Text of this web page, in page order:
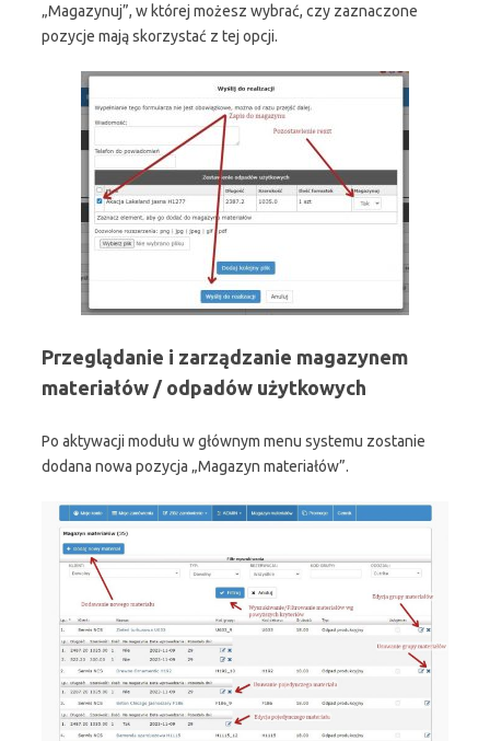
„Magazynuj”, w której możesz wybrać, czy zaznaczone
pozycje mają skorzystać z tej opcji.
Przeglądanie i zarządzanie magazynem
materiałów / odpadów użytkowych
Po aktywacji modułu w głównym menu systemu zostanie
dodana nowa pozycja „Magazyn materiałów”.